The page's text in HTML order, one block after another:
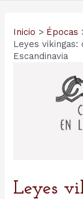
Inicio Épocas
Leyes vikingas:
Escandinavia
Leyes